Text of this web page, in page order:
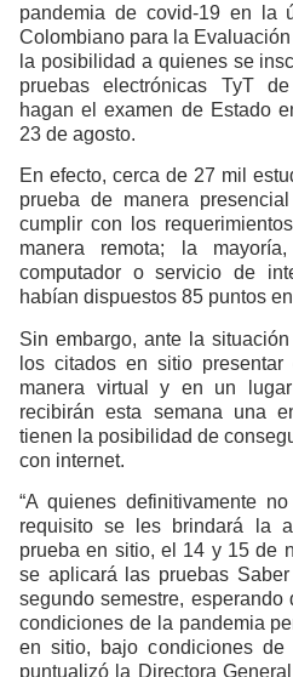
pandemia de covid-19 en la
Colombiano para la
la posibilidad a quienes se
pruebas electrónicas TyT
hagan el examen de Estado
23 de agosto.
En efecto, cerca de 27 mil
prueba de manera
cumplir con los
manera remota; la
computador o servicio de
habían dispuestos 85 puntos
Sin embargo, ante la
los citados en sitio
manera virtual y en un
recibirán esta semana una
tienen la posibilidad de
con internet.
“A quienes definitivamente
requisito se les brindará la
prueba en sitio, el 14 y 15 de
se aplicará las pruebas
segundo semestre,
condiciones de la pandemia
en sitio, bajo condiciones de
puntualizó la Directora